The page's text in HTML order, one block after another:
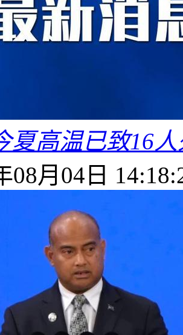
夏高温已致16
08月04日